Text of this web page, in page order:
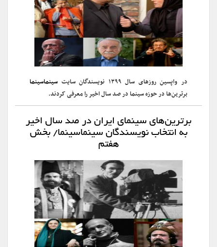
در واپسین روزهای سال ۱۳۹۹ نویسندگان سایت
سینماسینما
برترین‌ها در حوزه سینما در صد سال اخیر را معرفی کردند.
برترین‌های سینمای ایران در صد سال اخیر
به انتخاب نویسندگان سینماسینما/ بخش
هفتم